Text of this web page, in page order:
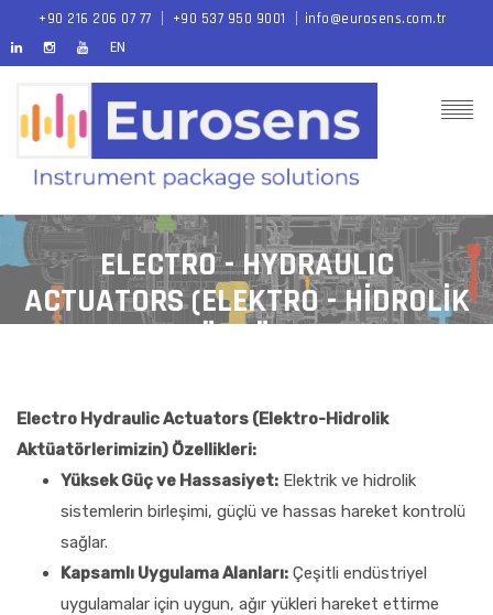
+90 216 206 07 77 +90 537 950 9001 info@eurosens.com.tr
EN
ELECTRO - HYDRAULIC
ACTUATORS (ELEKTRO - HİDROLİK
AKTÜATÖRLER)
Electro Hydraulic Actuators (Elektro-Hidrolik
Aktüatörlerimizin) Özellikleri:
Yüksek Güç ve Hassasiyet: Elektrik ve hidrolik
sistemlerin birleşimi, güçlü ve hassas hareket kontrolü
sağlar.
Kapsamlı Uygulama Alanları: Çeşitli endüstriyel
uygulamalar için uygun, ağır yükleri hareket ettirme